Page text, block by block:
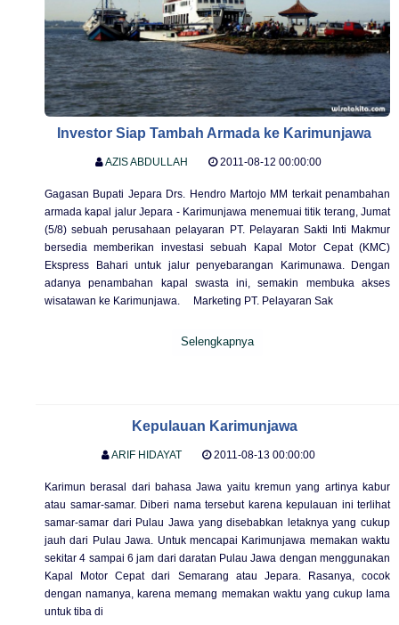
Investor Siap Tambah Armada ke Karimunjawa
AZIS ABDULLAH 2011-08-12 00:00:00
Gagasan Bupati Jepara Drs. Hendro Martojo MM terkait penambahan
armada kapal jalur Jepara - Karimunjawa menemuai titik terang, Jumat
(5/8) sebuah perusahaan pelayaran PT. Pelayaran Sakti Inti Makmur
bersedia memberikan investasi sebuah Kapal Motor Cepat (KMC)
Ekspress Bahari untuk jalur penyebarangan Karimunawa. Dengan
adanya penambahan kapal swasta ini, semakin membuka akses
wisatawan ke Karimunjawa. Marketing PT. Pelayaran Sak
Selengkapnya
Kepulauan Karimunjawa
ARIF HIDAYAT 2011-08-13 00:00:00
Karimun berasal dari bahasa Jawa yaitu kremun yang artinya kabur
atau samar-samar. Diberi nama tersebut karena kepulauan ini terlihat
samar-samar dari Pulau Jawa yang disebabkan letaknya yang cukup
jauh dari Pulau Jawa. Untuk mencapai Karimunjawa memakan waktu
sekitar 4 sampai 6 jam dari daratan Pulau Jawa dengan menggunakan
Kapal Motor Cepat dari Semarang atau Jepara. Rasanya, cocok
dengan namanya, karena memang memakan waktu yang cukup lama
untuk tiba di